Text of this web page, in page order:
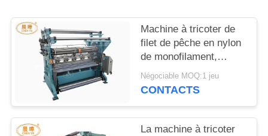
DU
SITE
POLITIQUE
CONFIDENTIALITÉ
Machine à tricoter de
filet de pêche en nylon
de monofilament,
machine à grande
vitesse de filet de
Négociable MOQ:1 jeu
CONTACTS
La machine à tricoter